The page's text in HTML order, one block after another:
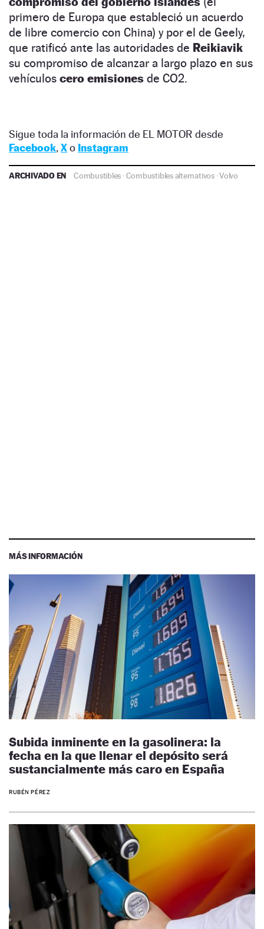
primero de Europa que estableció un acuerdo
de libre comercio con China) y por el de Geely,
que ratificó ante las autoridades de Reikiavik
su compromiso de alcanzar a largo plazo en sus
vehículos cero emisiones de CO2.
Sigue toda la información de EL MOTOR desde
Facebook, Xo Instagram
ARCHIVADO EN Combustibles ·Combustibles alternativos·Volvo
MÁS INFORMACIÓN
Subida inminente en la gasolinera: la
fecha en la que llenar el depósito será
sustancialmente más caro en España
RUBÉN PÉREZ